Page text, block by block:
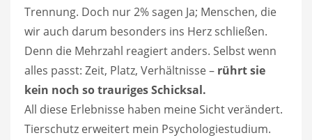
Trennung. Doch nur 2% sagen Ja; Menschen, die
wir auch darum besonders ins Herz schließen.
Denn die Mehrzahl reagiert anders. Selbst wenn
alles passt: Zeit, Platz, Verhältnisse – rührt sie
kein noch so trauriges Schicksal.
All diese Erlebnisse haben meine Sicht verändert.
Tierschutz erweitert mein Psychologiestudium.